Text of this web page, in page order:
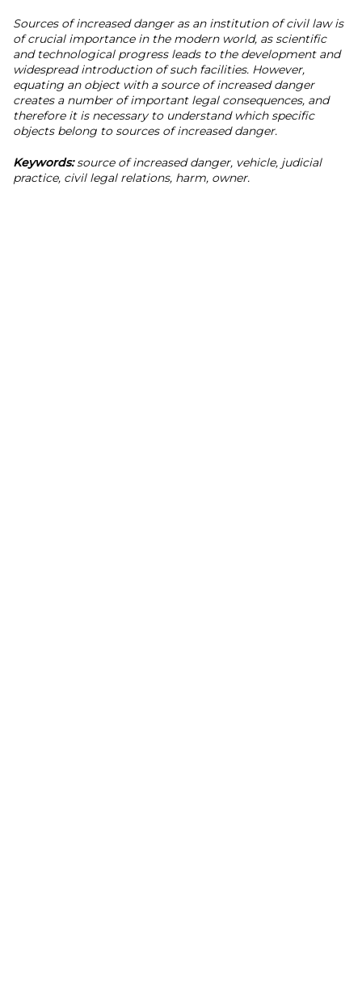
Sources of increased danger as an institution of civil law is
of crucial importance in the modern world, as scientific
and technological progress leads to the development and
widespread introduction of such facilities. However,
equating an object with a source of increased danger
creates a number of important legal consequences, and
therefore it is necessary to understand which specific
objects belong to sources of increased danger.
Keywords:source of increased danger, vehicle, judicial
practice, civil legal relations, harm, owner.